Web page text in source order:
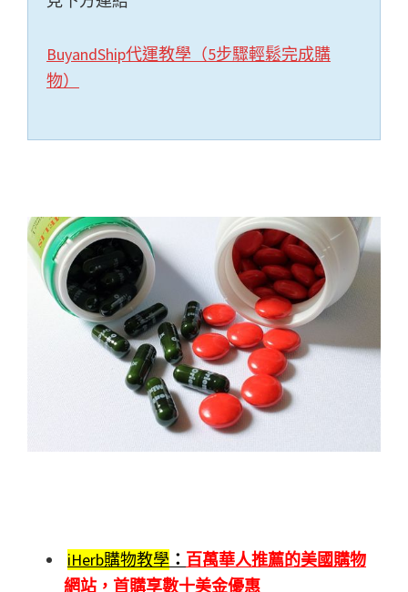
BuyandShip代運教學（5步驟輕鬆完成購
物）
iHerb購物教學 ： 百萬華人推薦的美國購物
網站， 首購享數十美金優惠